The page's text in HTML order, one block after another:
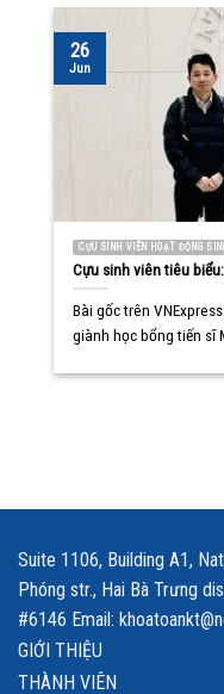
CỰU SINH VIÊN HOẠT ĐỘNG
Cựu sinh viên tiêu
Bài gốc trên
giành học bổng tiến sĩ
26
Jun
Suite 1106, Building A1,
Phóng str., Hai Bà Trưng
#6146 Email:
GIỚI THIỆU
THÀNH VIÊN